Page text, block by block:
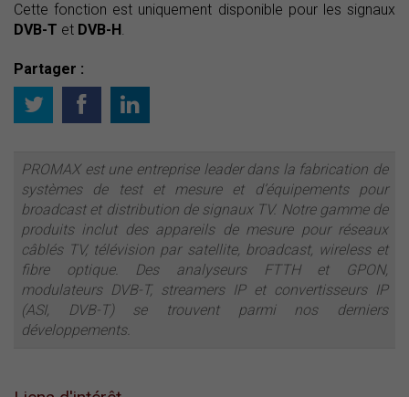
Cette fonction est uniquement disponible pour les signaux
DVB-T et DVB-H.
Partager :
PROMAX est une entreprise leader dans la fabrication de
systèmes de test et mesure et d’équipements pour
broadcast et distribution de signaux TV. Notre gamme de
produits inclut des appareils de mesure pour réseaux
câblés TV, télévision par satellite, broadcast, wireless et
fibre optique. Des analyseurs FTTH et GPON,
modulateurs DVB-T, streamers IP et convertisseurs IP
(ASI, DVB-T) se trouvent parmi nos derniers
développements.